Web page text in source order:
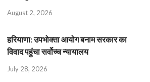
August 2, 2026
हरियाणा: उपभोक्ता आयोग बनाम सरकार का
विवाद पहुंचा सर्वोच्च न्यायालय
July 28, 2026